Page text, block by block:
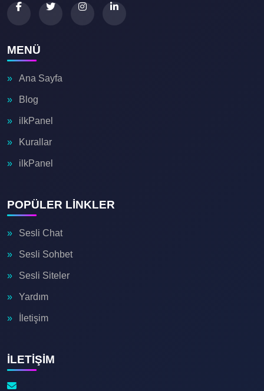
MENÜ
Ana Sayfa
Blog
ilkPanel
Kurallar
ilkPanel
POPÜLER LİNKLER
Sesli Chat
Sesli Sohbet
Sesli Siteler
Yardım
İletişim
İLETİŞİM